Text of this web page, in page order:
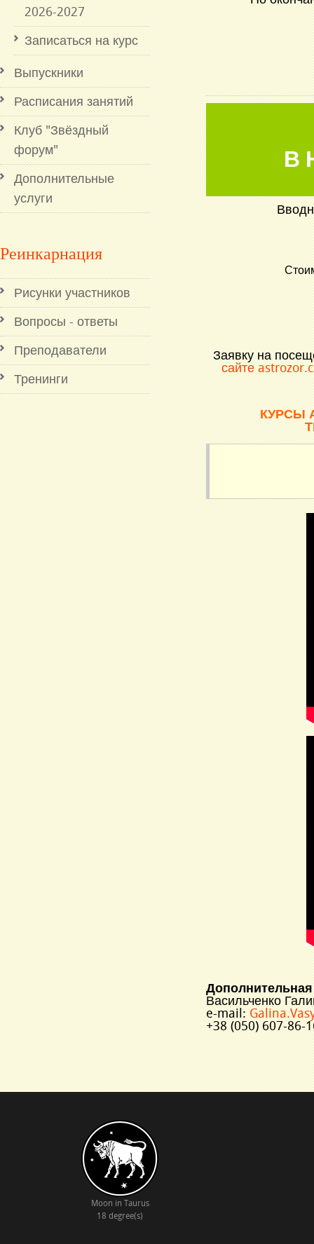
В
Заявку на
сайте
КУРСЫ
Васильченко
e-mail:
+38 (050) 607-86-
2026-2027
Записаться на курс
Выпускники
Расписания занятий
Клуб "Звёздный
форум"
Дополнительные
услуги
Реинкарнация
Рисунки участников
Вопросы - ответы
Преподаватели
Тренинги
Moon in Taurus
18 degree(s)